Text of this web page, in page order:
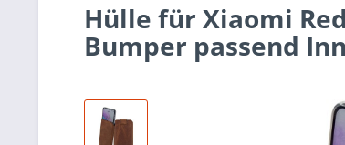
Hülle für Xiaomi
Bumper passend